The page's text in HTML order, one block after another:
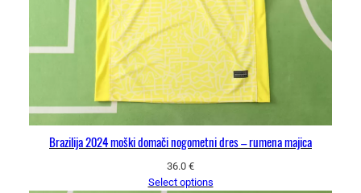
Brazilija 2024 moški domači nogometni dres – rumena majica
36.0 €
Select options